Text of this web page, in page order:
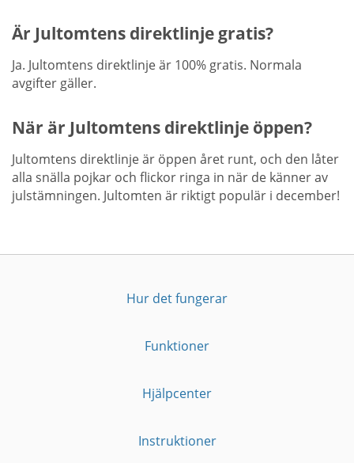
Är Jultomtens direktlinje gratis?
Ja. Jultomtens direktlinje är 100% gratis. Normala
avgifter gäller.
När är Jultomtens direktlinje öppen?
Jultomtens direktlinje är öppen året runt, och den låter
alla snälla pojkar och flickor ringa in när de känner av
julstämningen. Jultomten är riktigt populär i december!
Hur det fungerar
Funktioner
Hjälpcenter
Instruktioner